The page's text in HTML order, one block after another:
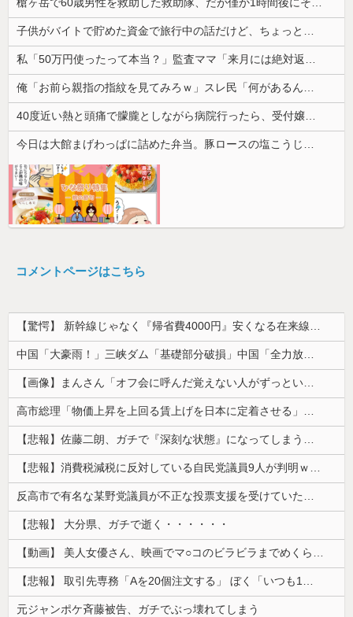
コメントページはこちら
【驚愕】 新幹線じゃなく『帰省費4000円』安くなる在来線で帰省した結果ｗｗｗｗｗ
中国「大豪雨！」三峡ダム「基礎部分破損」中国「全力放流！」台風13号「中国上陸予測」台風15号「中国接近（画像」中国「台風同時上陸！（穀物生産が...
【画像】まんさん「オフ会に呼んだ覚えない人がずっといたので晒すわ」（パシャ）
高市総理「物価上昇を上回る賃上げを日本に定着させる」⇒ 国家公務員月給3.51％増へ
【悲報】佐藤二朗、ガチで『深刻な状態』になってしまう・・・・
【悲報】消費税減税に反対している自民党議員9人が判明ｗｗｗｗｗｗ
反高市で有名な某野党議員が不正な投票支援を受けていた過去が発掘、「説明責任があるのでは？」と揶揄されており……
【悲報】 大分県、ガチで逝く・・・・・・
【動画】 美人女優さん、映画でマ○コのビラビラまでめくらせてしまうｗｗｗｗｗｗ
【悲報】 取引先専務「Aを20個注文する」 ぼく「いつも1～2個しか使わないけど本当に20であってる？」 取専「あってる」→結果『こう』なったんだが...
元ジャンポケ斉藤被告、ガチでぶっ壊れてしまう